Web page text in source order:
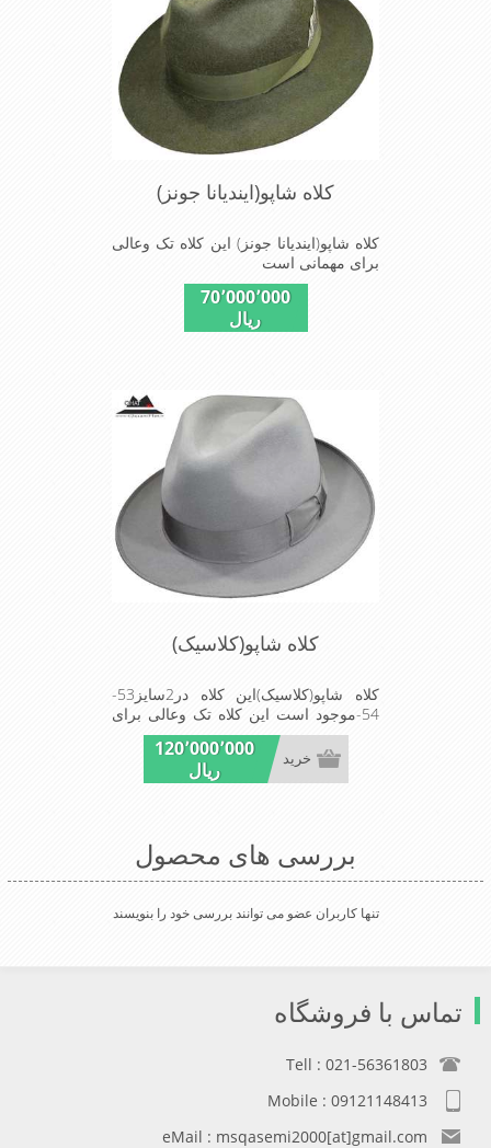
کلاه شاپو(ایندیانا جونز)
کلاه شاپو(ایندیانا جونز) این کلاه تک وعالی
برای مهمانی است
70٬000٬000
ریال
کلاه شاپو(کلاسیک)
کلاه شاپو(کلاسیک)این کلاه در2سایز53-
54-موجود است این کلاه تک وعالی برای
مهمانی است
120٬000٬000
ریال
خرید
بررسی های محصول
تنها کاربران عضو می توانند بررسی خود را بنویسند
تماس با فروشگاه
Tell : 021-56361803
Mobile : 09121148413
eMail : msqasemi2000[at]gmail.com